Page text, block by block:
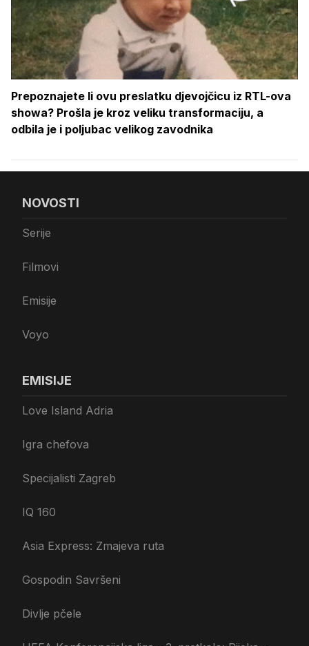
Prepoznajete li ovu preslatku djevojčicu iz RTL-ova
showa? Prošla je kroz veliku transformaciju, a
odbila je i poljubac velikog zavodnika
NOVOSTI
Serije
Filmovi
Emisije
Voyo
EMISIJE
Love Island Adria
Igra chefova
Specijalisti Zagreb
IQ 160
Asia Express: Zmajeva ruta
Gospodin Savršeni
Divlje pčele